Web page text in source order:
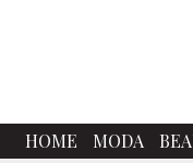
HOME MODA